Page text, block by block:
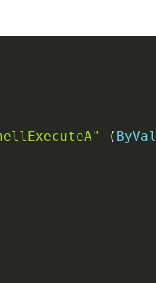
( ByVal